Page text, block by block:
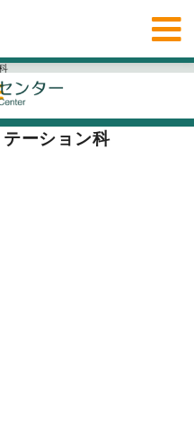
ーション科